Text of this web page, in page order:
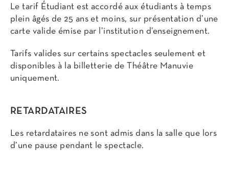
Le tarif Étudiant est accordé aux étudiants à temps
plein âgés de 25 ans et moins, sur présentation d’une
carte valide émise par l’institution d’enseignement.
Tarifs valides sur certains spectacles seulement et
disponibles à la billetterie de Théâtre Manuvie
uniquement.
RETARDATAIRES
Les retardataires ne sont admis dans la salle que lors
d’une pause pendant le spectacle.